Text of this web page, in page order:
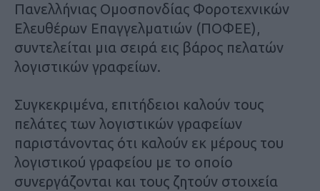
Πανελλήνιας Ομοσπονδίας Φοροτεχνικών
Ελευθέρων Επαγγελματιών (ΠΟΦΕΕ),
συντελείται μια σειρά εις βάρος πελατών
λογιστικών γραφείων.
Συγκεκριμένα, επιτήδειοι καλούν τους
πελάτες των λογιστικών γραφείων
παριστάνοντας ότι καλούν εκ μέρους του
λογιστικού γραφείου με το οποίο
συνεργάζονται και τους ζητούν στοιχεία